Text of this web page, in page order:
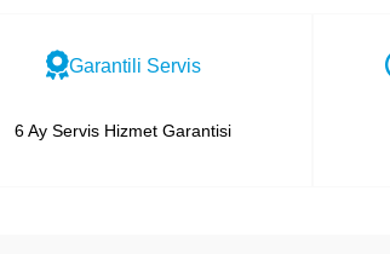
Garantili Servis
6 Ay Servis Hizmet Garantisi